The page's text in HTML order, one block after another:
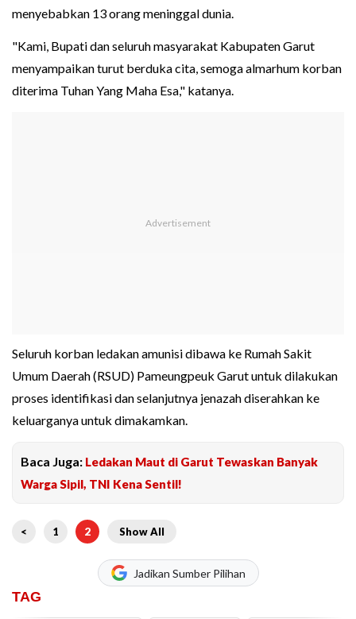
menyebabkan 13 orang meninggal dunia.
"Kami, Bupati dan seluruh masyarakat Kabupaten Garut
menyampaikan turut berduka cita, semoga almarhum korban
diterima Tuhan Yang Maha Esa," katanya.
Seluruh korban ledakan amunisi dibawa ke Rumah Sakit
Umum Daerah (RSUD) Pameungpeuk Garut untuk dilakukan
proses identifikasi dan selanjutnya jenazah diserahkan ke
keluarganya untuk dimakamkan.
Baca Juga: Ledakan Maut di Garut Tewaskan Banyak
Warga Sipil, TNI Kena Sentil!
< 1 2 Show All
Jadikan Sumber Pilihan
TAG